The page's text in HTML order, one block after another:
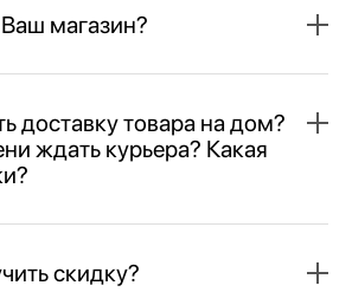
магазин?
доставку товара на дом?
ждать курьера? Какая
скидку?